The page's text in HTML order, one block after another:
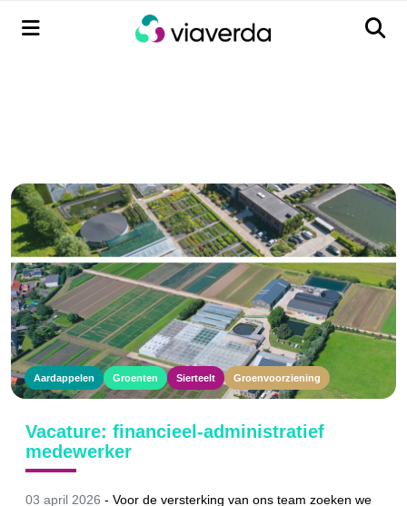
Menu Menu
Aardappelen Groenten Sierteelt Groenvoorziening
Vacature: financieel-administratief
medewerker
03 april 2026 - Voor de versterking van ons team zoeken we